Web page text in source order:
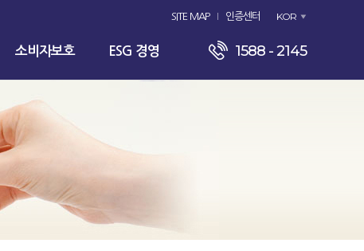
SITE MAP 인증센터 KOR
소비자보호 ESG 경영 1588 - 2145